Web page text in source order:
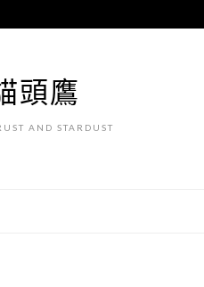
頭鷹
AND STARDUST